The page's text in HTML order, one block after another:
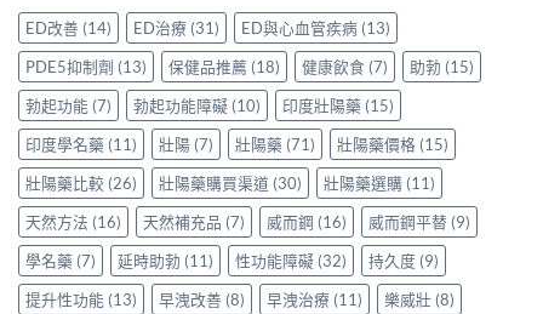
用
心
得〉
中
親
身
分
享
正
貨
渠
道
與
選
購
指
南〉
中
家
親
身
服
用
Levitra
的
真
實
分
享〉
中
格
要
多
少
才
合
理？
香
港
正
貨
參
考
價
與
ED改善 (14) ED治療 (31) ED與心血管疾病 (13)
PDE5抑制劑 (13) 保健品推薦 (18) 健康飲食 (7) 助勃 (15)
勃起功能 (7) 勃起功能障礙 (10) 印度壯陽藥 (15)
印度學名藥 (11) 壯陽 (7) 壯陽藥 (71) 壯陽藥價格 (15)
壯陽藥比較 (26) 壯陽藥購買渠道 (30) 壯陽藥選購 (11)
天然方法 (16) 天然補充品 (7) 威而鋼 (16) 威而鋼平替 (9)
學名藥 (7) 延時助勃 (11) 性功能障礙 (32) 持久度 (9)
提升性功能 (13) 早洩改善 (8) 早洩治療 (11) 樂威壯 (8)